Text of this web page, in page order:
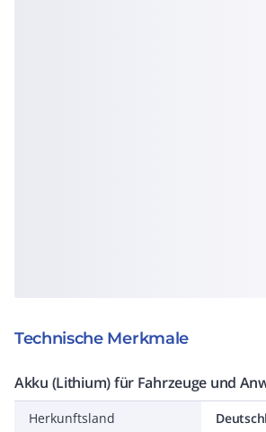
Technische Merkmale
Akku (Lithium) für Fahrzeuge und
Herkunftsland